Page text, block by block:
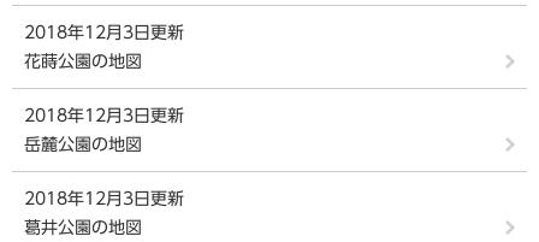
2018年12月3日更新
花蒔公園の地図
2018年12月3日更新
岳麓公園の地図
2018年12月3日更新
葛井公園の地図